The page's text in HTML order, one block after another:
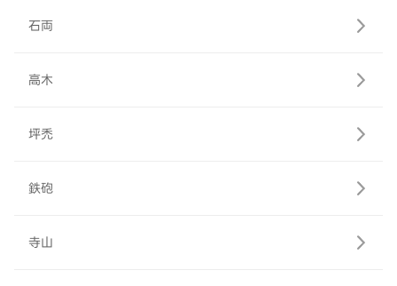
石両
高木
坪禿
鉄砲
寺山